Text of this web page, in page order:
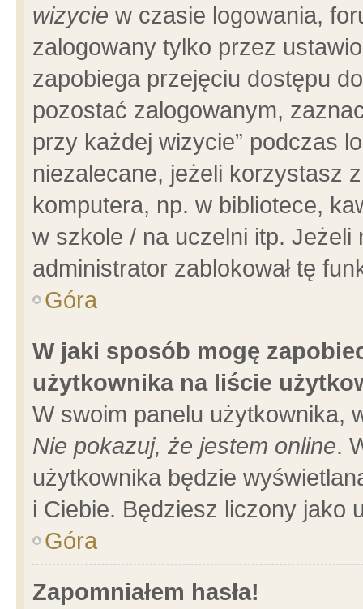
wizycie w czasie logowania,
zalogowany tylko przez
zapobiega przejęciu dostępu
pozostać zalogowanym,
przy każdej wizycie” podczas
niezalecane, jeżeli korzystasz
komputera, np. w bibliotece,
w szkole / na uczelni itp.
administrator zablokował tę
Góra
W jaki sposób mogę
użytkownika na liście
W swoim panelu użytkownika,
Nie pokazuj, że jestem online.
użytkownika będzie
i Ciebie. Będziesz liczony jako
Góra
Zapomniałem hasła!